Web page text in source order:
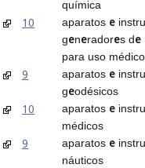
química
10 aparatos e
generadores de
para uso médico
9 aparatos e
geodésicos
10 aparatos e
médicos
9 aparatos e
náuticos